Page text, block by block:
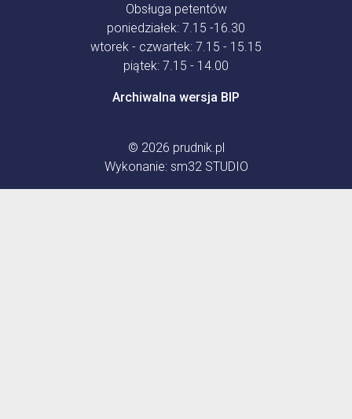
Obsługa petentów
poniedziałek: 7.15 -16.30
wtorek - czwartek: 7.15 - 15.15
piątek: 7.15 - 14.00
Archiwalna wersja BIP
© 2026 prudnik.pl
Wykonanie: sm32 STUDIO